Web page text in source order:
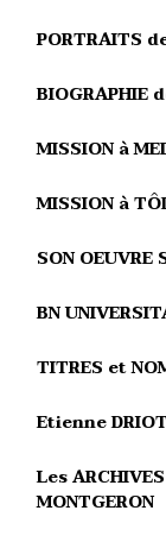
PORTRAITS
BIOGRAPHIE
MISSION à
MISSION à
SON OEUVRE
BN
TITRES et
Etienne
Les
MONTGERON